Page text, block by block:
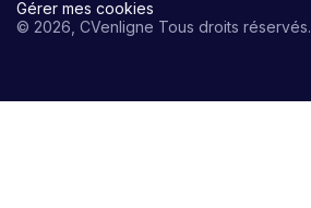
© 2026, CVenligne Tous droits réservés.
Gérer mes cookies